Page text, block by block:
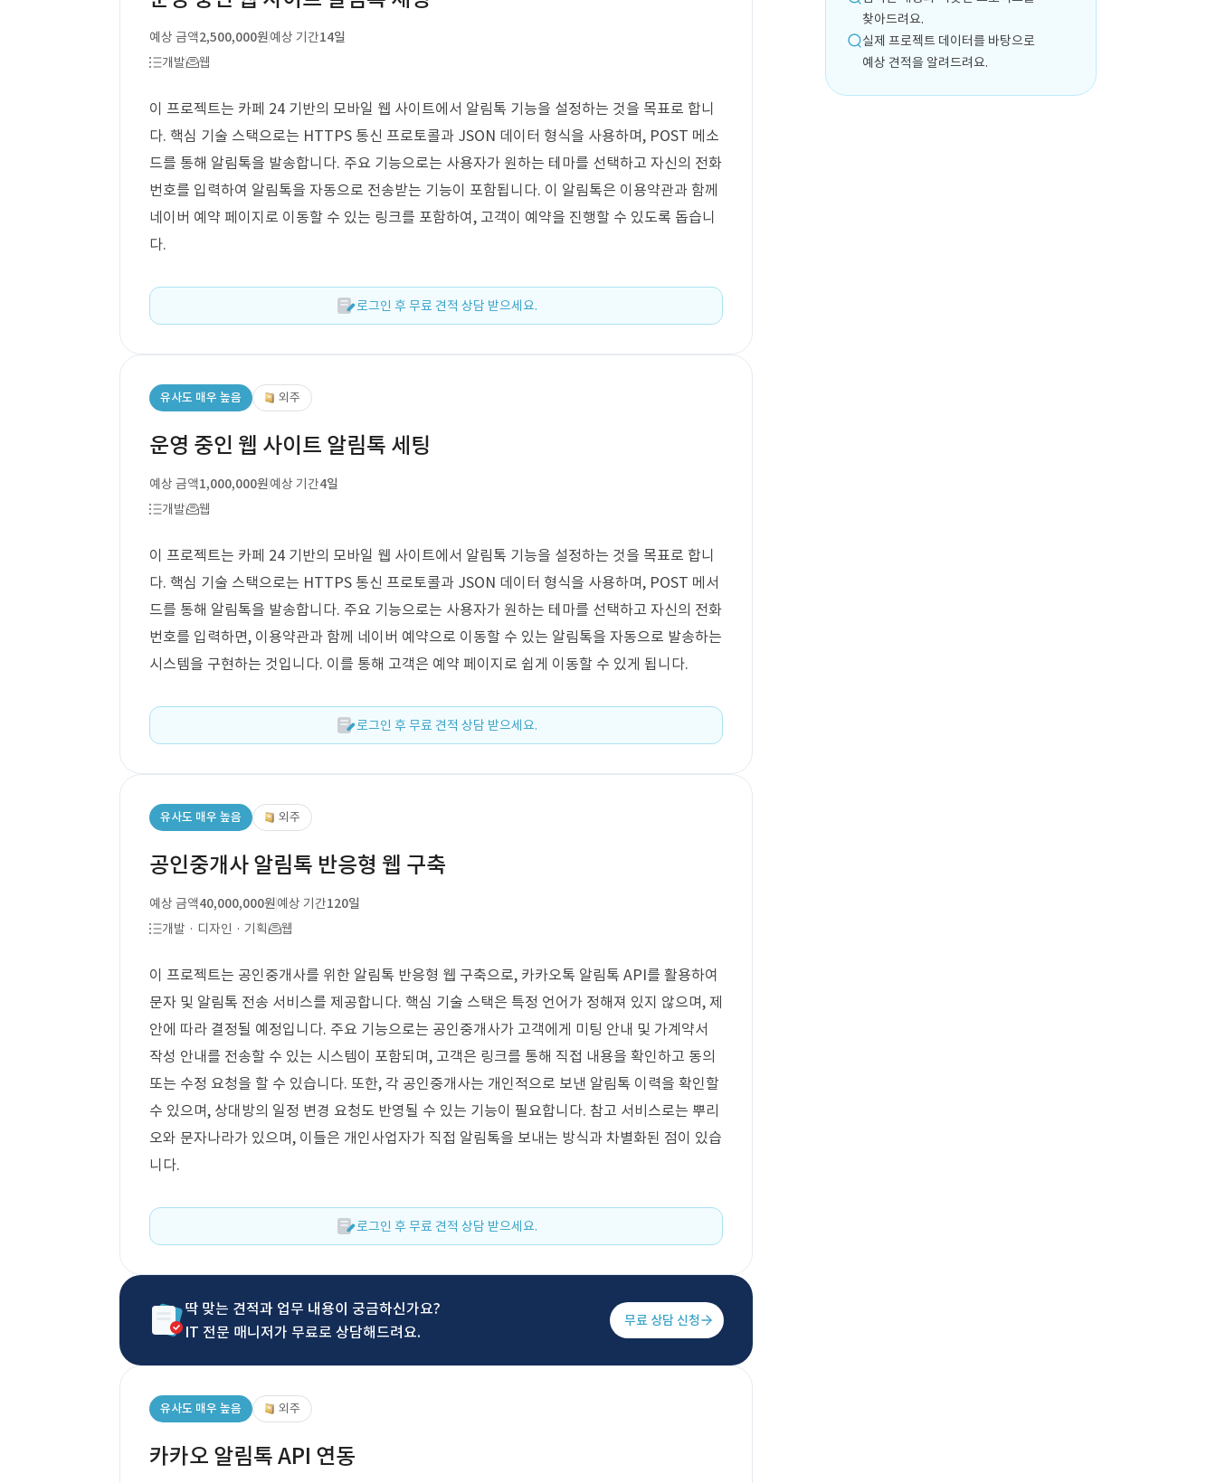
예상 금액2,500,000원예상 기간14일
개발
웹
이 프로젝트는 카페 24 기반의 모바일 웹 사이트에서 알림톡 기능을 설정하는 것을 목표로 합니
다. 핵심 기술 스택으로는 HTTPS 통신 프로토콜과 JSON 데이터 형식을 사용하며, POST 메소
드를 통해 알림톡을 발송합니다. 주요 기능으로는 사용자가 원하는 테마를 선택하고 자신의 전화
번호를 입력하여 알림톡을 자동으로 전송받는 기능이 포함됩니다. 이 알림톡은 이용약관과 함께
네이버 예약 페이지로 이동할 수 있는 링크를 포함하여, 고객이 예약을 진행할 수 있도록 돕습니
다.
로그인 후 무료 견적 상담 받으세요.
유사도 매우 높음 외주
운영 중인 웹 사이트 알림톡 세팅
예상 금액1,000,000원예상 기간4일
개발
웹
이 프로젝트는 카페 24 기반의 모바일 웹 사이트에서 알림톡 기능을 설정하는 것을 목표로 합니
다. 핵심 기술 스택으로는 HTTPS 통신 프로토콜과 JSON 데이터 형식을 사용하며, POST 메서
드를 통해 알림톡을 발송합니다. 주요 기능으로는 사용자가 원하는 테마를 선택하고 자신의 전화
번호를 입력하면, 이용약관과 함께 네이버 예약으로 이동할 수 있는 알림톡을 자동으로 발송하는
시스템을 구현하는 것입니다. 이를 통해 고객은 예약 페이지로 쉽게 이동할 수 있게 됩니다.
로그인 후 무료 견적 상담 받으세요.
유사도 매우 높음 외주
공인중개사 알림톡 반응형 웹 구축
예상 금액40,000,000원예상 기간120일
개발 · 디자인 · 기획
웹
이 프로젝트는 공인중개사를 위한 알림톡 반응형 웹 구축으로, 카카오톡 알림톡 API를 활용하여
문자 및 알림톡 전송 서비스를 제공합니다. 핵심 기술 스택은 특정 언어가 정해져 있지 않으며, 제
안에 따라 결정될 예정입니다. 주요 기능으로는 공인중개사가 고객에게 미팅 안내 및 가계약서
작성 안내를 전송할 수 있는 시스템이 포함되며, 고객은 링크를 통해 직접 내용을 확인하고 동의
또는 수정 요청을 할 수 있습니다. 또한, 각 공인중개사는 개인적으로 보낸 알림톡 이력을 확인할
수 있으며, 상대방의 일정 변경 요청도 반영될 수 있는 기능이 필요합니다. 참고 서비스로는 뿌리
오와 문자나라가 있으며, 이들은 개인사업자가 직접 알림톡을 보내는 방식과 차별화된 점이 있습
니다.
로그인 후 무료 견적 상담 받으세요.
딱 맞는 견적과 업무 내용이 궁금하신가요?
IT 전문 매니저가 무료로 상담해드려요.
무료 상담 신청
유사도 매우 높음 외주
카카오 알림톡 API 연동
찾아드려요.
실제 프로젝트 데이터를 바탕으로
예상 견적을 알려드려요.